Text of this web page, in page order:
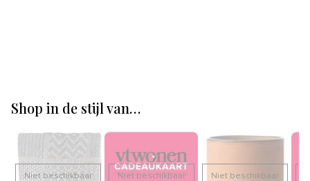
Shop in de stijl van…
Niet beschikbaar Niet beschikbaar Niet beschikbaar